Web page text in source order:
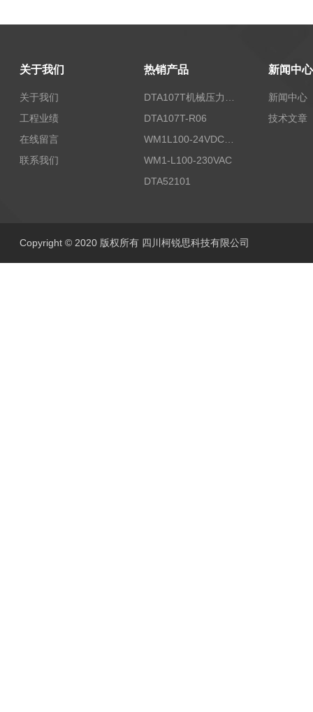
关于我们
关于我们
工程业绩
在线留言
联系我们
热销产品
DTA107T-R06
WM1L100-24VDC/T5X
WM1-L100-230VAC
DTA52101
新闻中心
新闻中心
技术文章
Copyright © 2020 版权所有 四川柯锐思科技有限公司